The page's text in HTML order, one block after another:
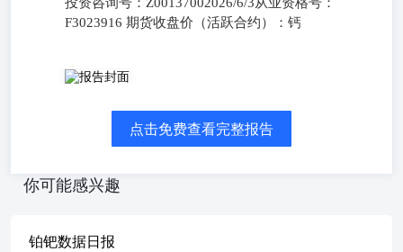
F3023916 期货收盘价（活跃合约）：钙
投资咨询号：Z00137002026/6/3从业资格号：F3023916 期
点击免费查看完整报告
你可能感兴趣
铂钯数据日报